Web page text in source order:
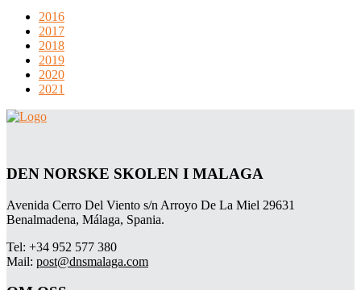
2016
2017
2018
2019
2020
2021
DEN NORSKE SKOLEN I MALAGA
Avenida Cerro Del Viento s/n Arroyo De La Miel 29631
Benalmadena, Málaga, Spania.
Tel: +34 952 577 380
Mail: post@dnsmalaga.com